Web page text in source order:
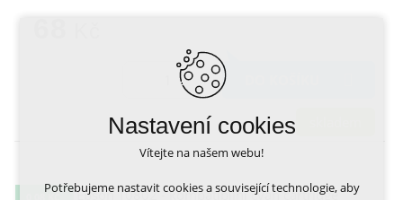
Nastavení cookies
Vítejte na našem webu!
Potřebujeme nastavit cookies a související technologie, aby